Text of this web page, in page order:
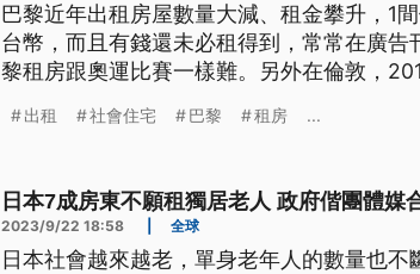
巴黎近年出租房屋數量大減、租金攀升，1
台幣，而且有錢還未必租得到，常常在廣
黎租房跟奧運比賽一樣難。另外在倫敦，
出租 社會住宅 巴黎 租房 ...
日本7成房東不願租獨居老人 政府偕團體媒
2023/9/22 18:58 全球
日本社會越來越老，單身老年人的數量也